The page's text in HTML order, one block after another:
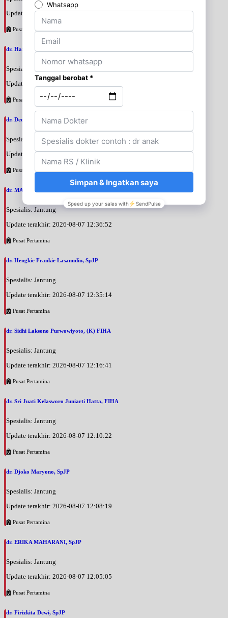
Update terakhir: 2026-08-07 12:58:55
Pusat Pertamina
dr. Hary Sakti Mulyawan, SpJP
Spesialis: Jantung
Update terakhir: 2026-08-07 12:42:07
Pusat Pertamina
dr. Deddy Hermawan, SpJP
Spesialis: Jantung
Update terakhir: 2026-08-07 12:39:27
Pusat Pertamina
dr. MAYA MUNIGAR APANDI, SpJP
Spesialis: Jantung
Update terakhir: 2026-08-07 12:36:52
Pusat Pertamina
dr. Hengkie Frankie Lasanudin, SpJP
Spesialis: Jantung
Update terakhir: 2026-08-07 12:35:14
Pusat Pertamina
dr. Sidhi Laksono Purwowiyoto, (K) FIHA
Spesialis: Jantung
Update terakhir: 2026-08-07 12:16:41
Pusat Pertamina
dr. Sri Juati Kelasworo Juniarti Hatta, FIHA
Spesialis: Jantung
Update terakhir: 2026-08-07 12:10:22
Pusat Pertamina
dr. Djoko Maryono, SpJP
Spesialis: Jantung
Update terakhir: 2026-08-07 12:08:19
Pusat Pertamina
dr. ERIKA MAHARANI, SpJP
Spesialis: Jantung
Update terakhir: 2026-08-07 12:05:05
Pusat Pertamina
dr. Firizkita Dewi, SpJP